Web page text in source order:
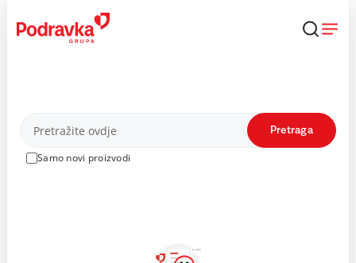
content
Proizvodi
Samo novi proizvodi
Pretraga